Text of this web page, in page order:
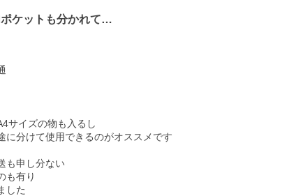
ケットも分かれて…
サイズの物も入るし
に分けて使用できるのがオススメです
も申し分ない
も有り
した